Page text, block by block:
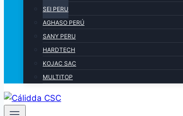
SEI PERU
AGHASO PERÚ
SANY PERU
HARDTECH
KOJAC SAC
MULTITOP